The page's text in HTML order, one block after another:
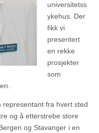
universitetss
ykehus. Der
fikk vi
presentert
en rekke
prosjekter
som
fra hvert sted
og å etterstrebe store
og Stavanger i en